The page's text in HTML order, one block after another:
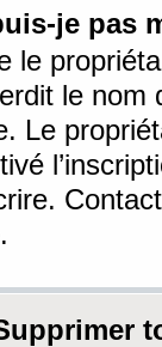
je pas
le
le nom
Le